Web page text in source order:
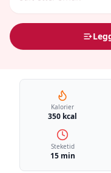
Kalorier
350 kcal
Steketid
15 min